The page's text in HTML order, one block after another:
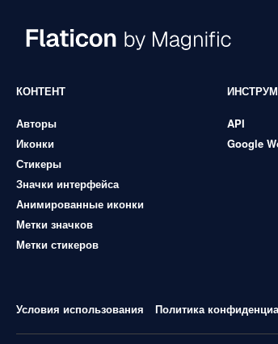
КОНТЕНТ
Авторы
Иконки
Стикеры
Значки интерфейса
Анимированные иконки
Метки значков
Метки стикеров
API
Google
Условия использования Политика